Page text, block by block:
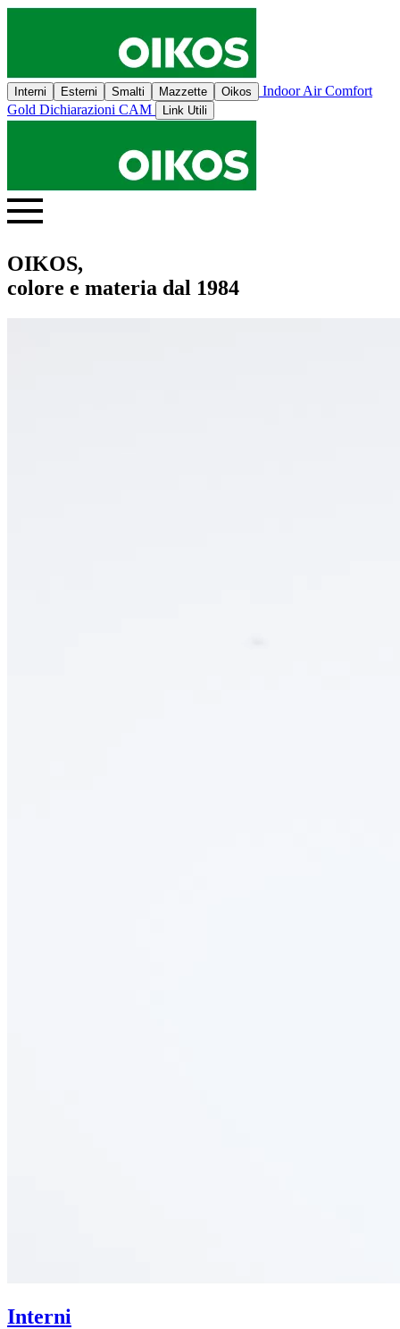
Interni Esterni Smalti Mazzette Oikos
Indoor Air Comfort
Gold Dichiarazioni CAM Link Utili
OIKOS,
colore e materia dal 1984
Interni